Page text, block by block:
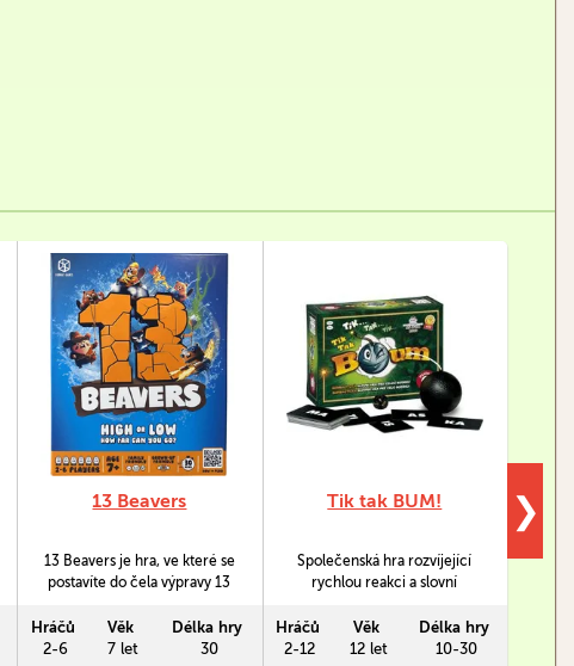
13 Beavers
13 Beavers je hra, ve které se
postavíte do čela výpravy 13
abyste dosáhli Bobří rajské
zahrady. Čeká vás hra nervů,
Hráčů
2-6
Věk
7 let
Délka hry
30
Tik tak BUM!
Společenská hra rozvíjející
rychlou reakci a slovní
elektronickou bombu!
Hráčů
2-12
Věk
12 let
Délka hry
10-30
❯